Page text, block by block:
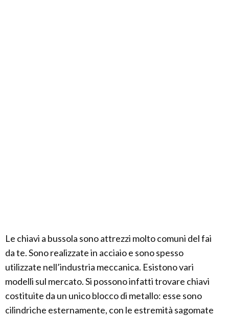
Le chiavi a bussola sono attrezzi molto comuni del fai
da te. Sono realizzate in acciaio e sono spesso
utilizzate nell’industria meccanica. Esistono vari
modelli sul mercato. Si possono infatti trovare chiavi
costituite da un unico blocco di metallo: esse sono
cilindriche esternamente, con le estremità sagomate